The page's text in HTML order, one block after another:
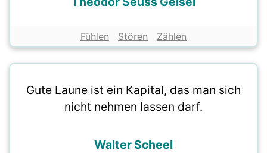
Fühlen Stören Zählen
Gute Laune ist ein Kapital, das man sich
nicht nehmen lassen darf.
Walter Scheel